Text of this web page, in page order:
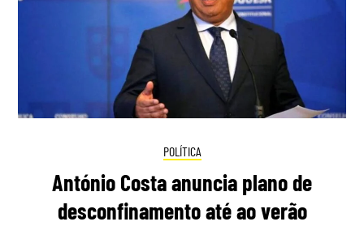
POLÍTICA
António Costa anuncia plano de
desconfinamento até ao verão